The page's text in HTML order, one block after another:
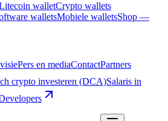
walletCrypto wallets
walletsMobiele walletsShop —
Pers en mediaContactPartners
crypto investeren (DCA)Salaris in